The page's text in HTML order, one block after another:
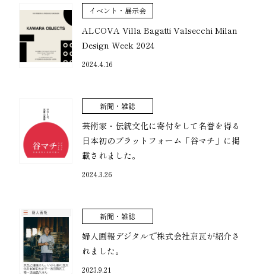
イベント・展示会
ALCOVA Villa Bagatti Valsecchi Milan
Design Week 2024
2024.4.16
新聞・雑誌
芸術家・伝統文化に寄付をして名誉を得る
日本初のプラットフォーム「谷マチ」に掲
載されました。
2024.3.26
新聞・雑誌
婦人画報デジタルで株式会社京瓦が紹介さ
れました。
2023.9.21